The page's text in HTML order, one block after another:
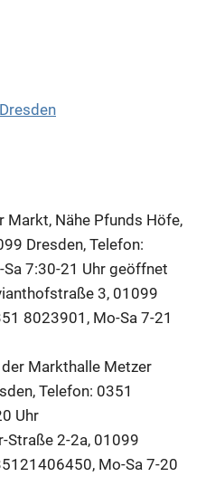
Markt, Nähe Pfunds Höfe,
Dresden, Telefon:
7:30-21 Uhr geöffnet
3, 01099
8023901, Mo-Sa 7-21
Markthalle Metzer
Telefon: 0351
Uhr
Straße 2-2a, 01099
Mo-Sa 7-20